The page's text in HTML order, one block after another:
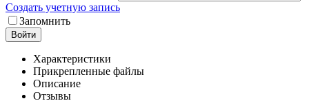
Создать учетную запись
Запомнить
Войти
Характеристики
Прикрепленные файлы
Описание
Отзывы